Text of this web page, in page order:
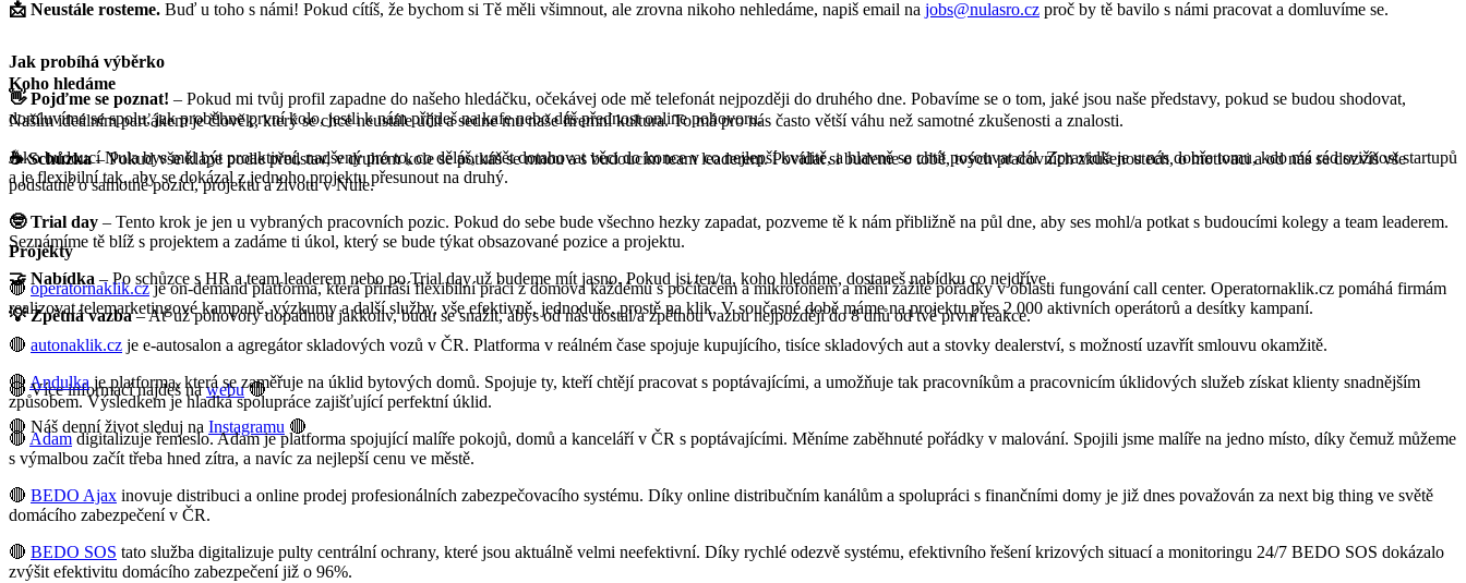
Jak probíhá výběrko
👋 Pojďme se poznat! – Pokud mi tvůj profil zapadne do našeho hledáčku, očekávej ode mě telefonát nejpozději do druhého dne. Pobavíme se o tom, jaké jsou naše představy, pokud se budou shodovat,
domluvíme se spolu, jak proběhne první kolo, jestli k nám přijdeš na kafe nebo dáš přednost online pohovoru.
☕ Schůzka– Pokud vše klape podle představ, v druhém kole se potkáš se mnou a s budoucím team leaderem. Povídat si budeme o tobě, tvých pracovních zkušenostech, o motivaci a od nás se dozvíš vše
podstatné o samotné pozici, projektu a životu v Nule.
🤓 Trial day – Tento krok je jen u vybraných pracovních pozic. Pokud do sebe bude všechno hezky zapadat, pozveme tě k nám přibližně na půl dne, aby ses mohl/a potkat s budoucími kolegy a team leaderem.
Seznámíme tě blíž s projektem a zadáme ti úkol, který se bude týkat obsazované pozice a projektu.
🤝 Nabídka – Po schůzce s HR a team leaderem nebo po Trial day už budeme mít jasno. Pokud jsi ten/ta, koho hledáme, dostaneš nabídku co nejdříve.
💡 Zpětná vazba– Ať už pohovory dopadnou jakkoliv, budu se snažit, abys od nás dostal/a zpětnou vazbu nejpozději do 8 dnů od tvé první reakce.
🔴 Více informací najdeš nawebu🔴
🔴 Náš denní život sleduj na Instagramu 🔴
📩 Neustále rosteme. Buď u toho s námi! Pokud cítíš, že bychom si Tě měli všimnout, ale zrovna nikoho nehledáme, napiš email na jobs@nulasro.cz proč by tě bavilo s námi pracovat a domluvíme se.
Koho hledáme
Naším ideálním parťákem je člověk, který se chce neustále učit a sedne mu naše firemní kultura. To má pro nás často větší váhu než samotné zkušenosti a znalosti.
Jako budoucí Nula bys měl být proaktivní, nadšený pro to, co děláš, umět dotahovat věci do konce v co nejlepší kvalitě, a hlavně se chtít posouvat dál. Zpravidla je u nás dobře tomu, kdo má rád svižnost startupů
a je flexibilní tak, aby se dokázal z jednoho projektu přesunout na druhý.
Projekty
🔴 operatornaklik.czje on-demand platforma, která přináší flexibilní práci z domova každému s počítačem a mikrofonem a mění zažité pořádky v oblasti fungování call center. Operatornaklik.cz pomáhá firmám
realizovat telemarketingové kampaně, výzkumy a další služby, vše efektivně, jednoduše, prostě na klik. V současné době máme na projektu přes 2 000 aktivních operátorů a desítky kampaní.
🔴 autonaklik.cz je e-autosalon a agregátor skladových vozů v ČR. Platforma v reálném čase spojuje kupujícího, tisíce skladových aut a stovky dealerství, s možností uzavřít smlouvu okamžitě.
🔴 Andulka je platforma, která se zaměřuje na úklid bytových domů. Spojuje ty, kteří chtějí pracovat s poptávajícími, a umožňuje tak pracovníkům a pracovnicím úklidových služeb získat klienty snadnějším
způsobem. Výsledkem je hladká spolupráce zajišťující perfektní úklid.
🔴 Adamdigitalizuje řemeslo. Adam je platforma spojující malíře pokojů, domů a kanceláří v ČR s poptávajícími. Měníme zaběhnuté pořádky v malování. Spojili jsme malíře na jedno místo, díky čemuž můžeme
s výmalbou začít třeba hned zítra, a navíc za nejlepší cenu ve městě.
🔴 BEDO Ajax inovuje distribuci a online prodej profesionálních zabezpečovacího systému. Díky online distribučním kanálům a spolupráci s finančními domy je již dnes považován za next big thing ve světě
domácího zabezpečení v ČR.
🔴 BEDO SOS tato služba digitalizuje pulty centrální ochrany, které jsou aktuálně velmi neefektivní. Díky rychlé odezvě systému, efektivního řešení krizových situací a monitoringu 24/7 BEDO SOS dokázalo
zvýšit efektivitu domácího zabezpečení již o 96%.